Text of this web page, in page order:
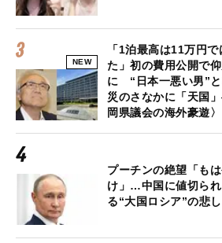
NEW
「1泊最高は11万円
た」初の費用公開で
に “日本一悪い男”
災のさなかに「天国
岡県議会の海外豪遊〉
プーチンの絶望「も
け」…中国に値切ら
る“大国ロシア”の悲